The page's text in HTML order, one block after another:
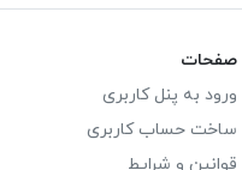
صفحات
ورود به پنل کاربری
ساخت حساب کاربری
قوانین و شرایط